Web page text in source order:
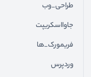
طراحی_وب
جاوااسکریپت
فریمورک_ها
وردپرس